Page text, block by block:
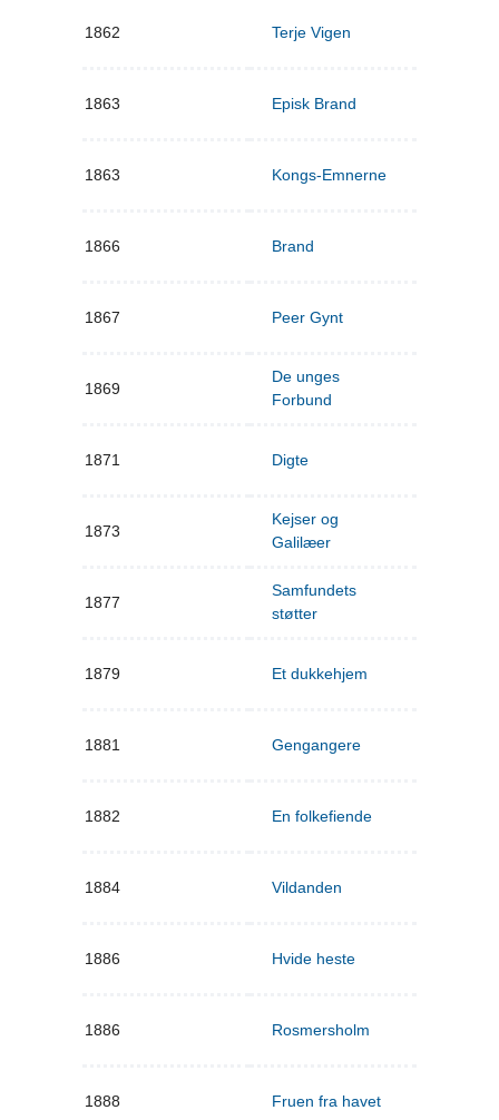
1862 Terje Vigen
1863 Episk Brand
1863 Kongs-Emnerne
1866 Brand
1867 Peer Gynt
1869
De unges
Forbund
1871 Digte
1873
Kejser og
Galilæer
1877
Samfundets
støtter
1879 Et dukkehjem
1881 Gengangere
1882 En folkefiende
1884 Vildanden
1886 Hvide heste
1886 Rosmersholm
1888 Fruen fra havet